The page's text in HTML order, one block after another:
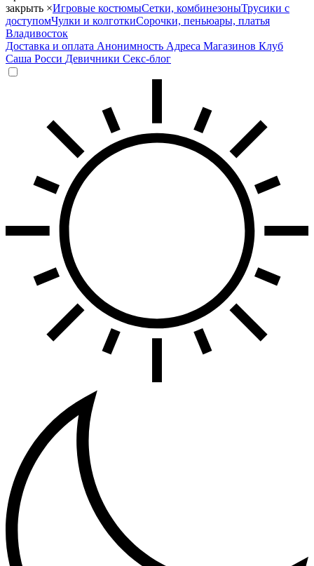
закрыть ×Игровые костюмыСетки, комбинезоныТрусики с
доступомЧулки и колготкиСорочки, пеньюары, платья
Владивосток
Доставка и оплата Анонимность Адреса Магазинов Клуб
Саша Росси Девичники Секс-блог